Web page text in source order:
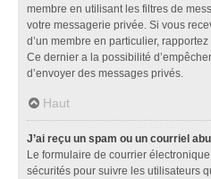
membre en utilisant les filtres de
votre messagerie privée. Si vous
d’un membre en particulier,
Ce dernier a la possibilité
d’envoyer des messages privés.
Haut
J’ai reçu un spam ou un courriel
Le formulaire de courrier
sécurités pour suivre les utilisateurs